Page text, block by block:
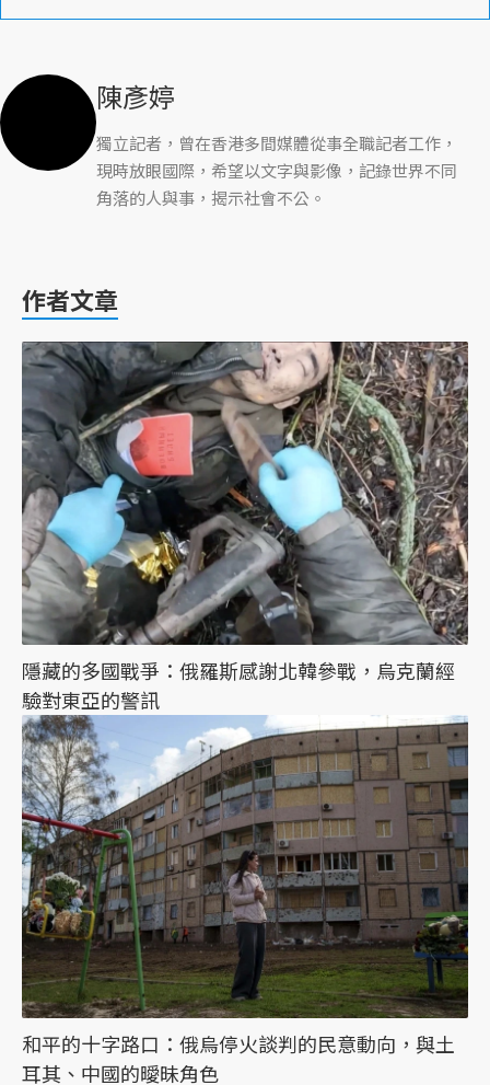
陳彥婷
獨立記者，曾在香港多間媒體從事全職記者工作，
現時放眼國際，希望以文字與影像，記錄世界不同
角落的人與事，揭示社會不公。
作者文章
隱藏的多國戰爭：俄羅斯感謝北韓參戰，烏克蘭經
驗對東亞的警訊
和平的十字路口：俄烏停火談判的民意動向，與土
耳其、中國的曖昧角色